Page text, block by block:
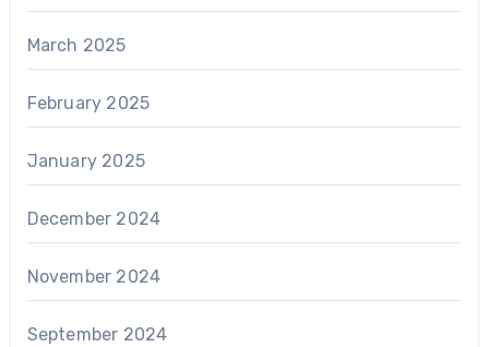
March 2025
February 2025
January 2025
December 2024
November 2024
September 2024